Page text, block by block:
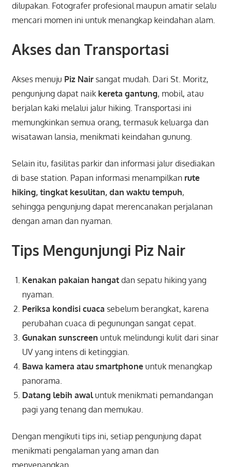
dilupakan. Fotografer profesional maupun amatir selalu
mencari momen ini untuk menangkap keindahan alam.
Akses dan Transportasi
Akses menuju Piz Nairsangat mudah. Dari St. Moritz,
pengunjung dapat naik kereta gantung, mobil, atau
berjalan kaki melalui jalur hiking. Transportasi ini
memungkinkan semua orang, termasuk keluarga dan
wisatawan lansia, menikmati keindahan gunung.
Selain itu, fasilitas parkir dan informasi jalur disediakan
di base station. Papan informasi menampilkan rute
hiking, tingkat kesulitan, dan waktu tempuh,
sehingga pengunjung dapat merencanakan perjalanan
dengan aman dan nyaman.
Tips Mengunjungi Piz Nair
Kenakan pakaian hangatdan sepatu hiking yang
nyaman.
Periksa kondisi cuaca sebelum berangkat, karena
perubahan cuaca di pegunungan sangat cepat.
Gunakan sunscreen untuk melindungi kulit dari sinar
UV yang intens di ketinggian.
Bawa kamera atau smartphoneuntuk menangkap
panorama.
Datang lebih awaluntuk menikmati pemandangan
pagi yang tenang dan memukau.
Dengan mengikuti tips ini, setiap pengunjung dapat
menikmati pengalaman yang aman dan